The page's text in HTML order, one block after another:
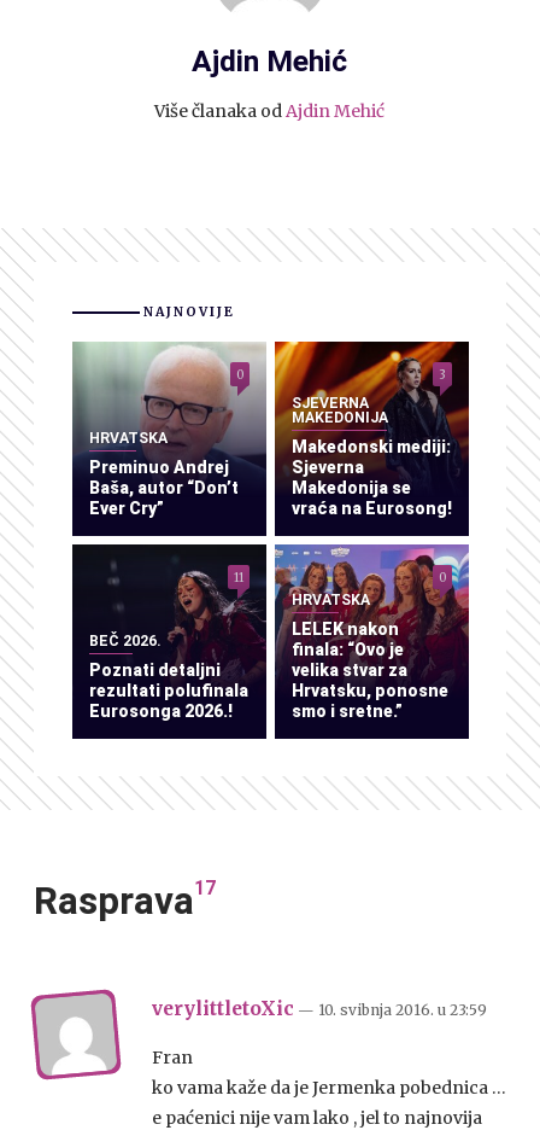
Ajdin Mehić
Više članaka odAjdin Mehić
NAJNOVIJE
HRVATSKA
Preminuo Andrej
Baša, autor “Don’t
Ever Cry”
0
SJEVERNA
MAKEDONIJA
Makedonski mediji:
Sjeverna
Makedonija se
vraća na Eurosong!
3
BEČ 2026.
Poznati detaljni
rezultati polufinala
Eurosonga 2026.!
11
HRVATSKA
LELEK nakon
finala: “Ovo je
velika stvar za
Hrvatsku, ponosne
smo i sretne.”
0
Rasprava17
verylittletoXic — 10. svibnja 2016. u 23:59
Fran
ko vama kaže da je Jermenka pobednica …
e paćenici nije vam lako , jel to najnovija